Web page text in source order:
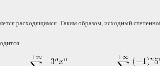
расходящимся. Таким образом, исходный